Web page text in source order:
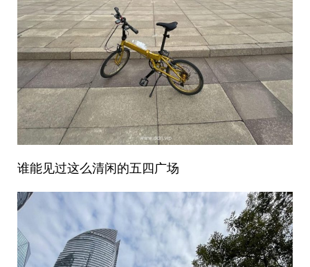
谁能见过这么清闲的五四广场